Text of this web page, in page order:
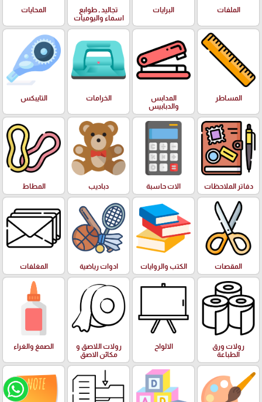
الملفات البرايات
تجاليد , طوابع
اسماء واليوميات
المحايات
المساطر
المدابس
والدبابيس
الخرامات التايبكس
دفاتر الملاحظات الات حاسبة دباديب المطاط
المقصات الكتب والروايات ادوات رياضية المغلفات
رولات ورق
الطباعة
الالواح
رولات اللاصق و
مكائن الاصق
الصمغ والغراء